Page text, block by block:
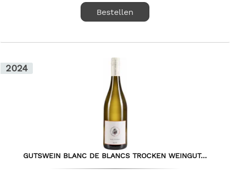
Bestellen
2024
GUTSWEIN BLANC DE BLANCS TROCKEN WEINGUT...